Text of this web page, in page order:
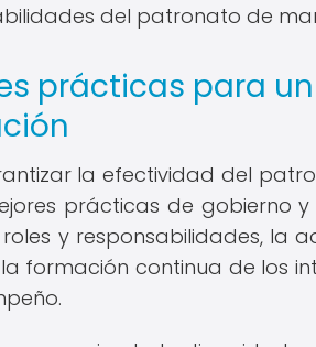
del patronato de
prácticas para
la efectividad del
prácticas de gobierno
y responsabilidades, la
formación continua de los